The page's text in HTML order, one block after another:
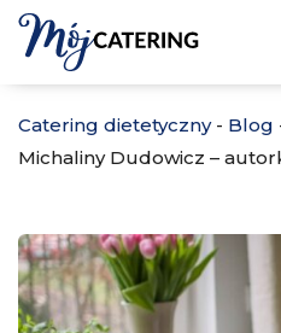
Catering dietetyczny- Blog
Michaliny Dudowicz –